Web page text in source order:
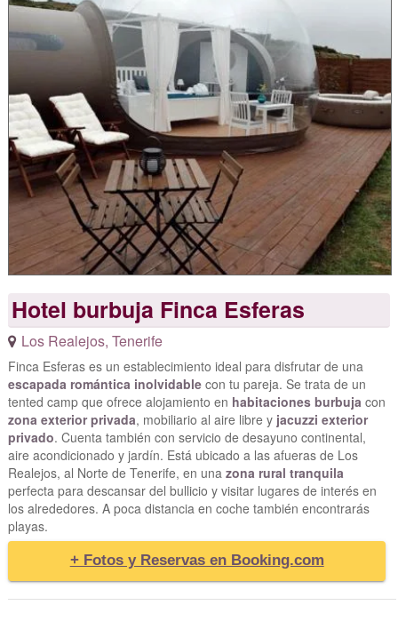
Hotel burbuja Finca Esferas
Los Realejos, Tenerife
Finca Esferas es un establecimiento ideal para disfrutar de una
escapada romántica inolvidablecon tu pareja. Se trata de un
tented camp que ofrece alojamiento en habitaciones burbuja con
zona exterior privada, mobiliario al aire libre y jacuzzi exterior
privado. Cuenta también con servicio de desayuno continental,
aire acondicionado y jardín. Está ubicado a las afueras de Los
Realejos, al Norte de Tenerife, en una zona rural tranquila
perfecta para descansar del bullicio y visitar lugares de interés en
los alrededores. A poca distancia en coche también encontrarás
playas.
+ Fotos y Reservas en Booking.com